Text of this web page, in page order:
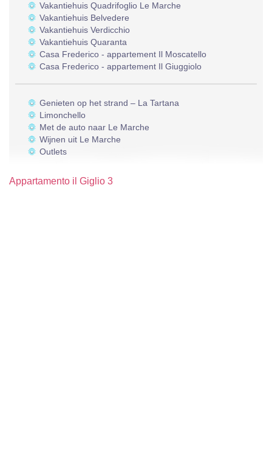
Vakantiehuis Quadrifoglio Le Marche
Vakantiehuis Belvedere
Vakantiehuis Verdicchio
Vakantiehuis Quaranta
Casa Frederico - appartement Il Moscatello
Casa Frederico - appartement Il Giuggiolo
Genieten op het strand – La Tartana
Limonchello
Met de auto naar Le Marche
Wijnen uit Le Marche
Outlets
Appartamento il Giglio 3